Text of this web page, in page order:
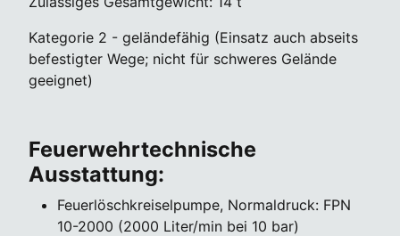
Kategorie 2 - geländefähig (Einsatz auch abseits
befestigter Wege; nicht für schweres Gelände
geeignet)
Feuerwehrtechnische
Ausstattung:
Feuerlöschkreiselpumpe, Normaldruck: FPN
10-2000 (2000 Liter/min bei 10 bar)